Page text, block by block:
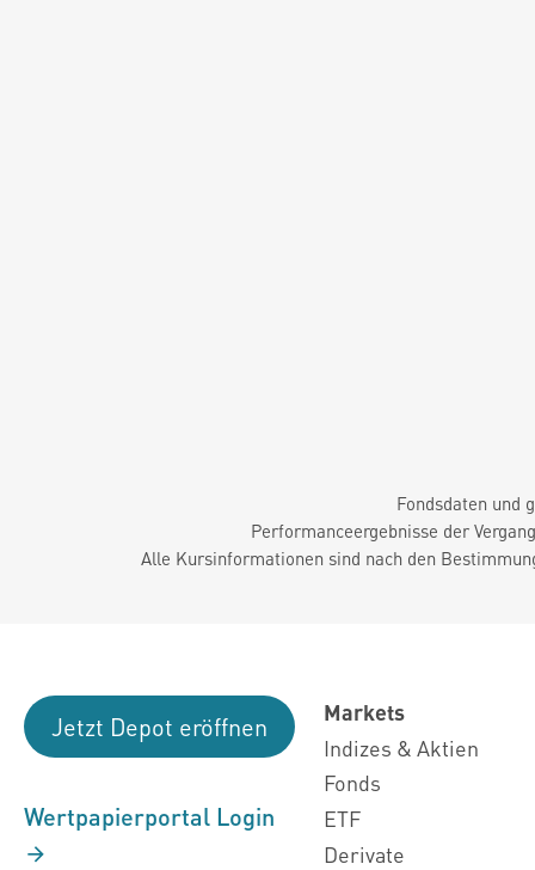
Fondsdaten und
Performanceergebnisse der
Alle Kursinformationen sind nach den
Jetzt Depot eröffnen
Wertpapierportal Login
Markets
Indizes & Aktien
Fonds
ETF
Derivate